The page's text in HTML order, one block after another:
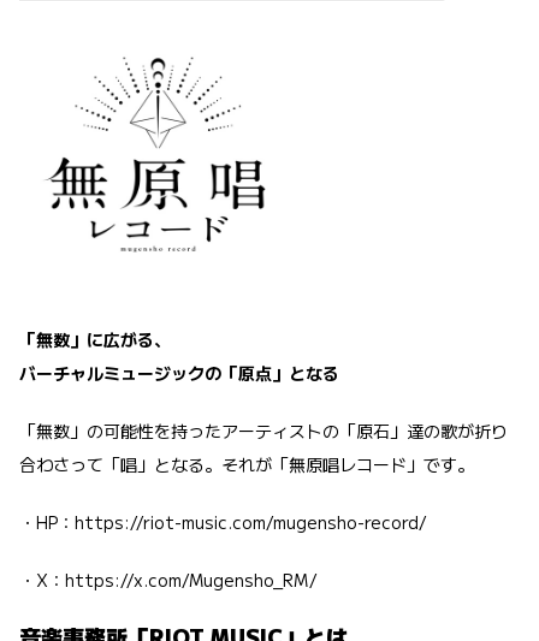
「無数」に広がる、
バーチャルミュージックの「原点」となる
「無数」の可能性を持ったアーティストの「原石」達の歌が折り
合わさって「唱」となる。それが「無原唱レコード」です。
・HP： https://riot-music.com/mugensho-record/
・X： https://x.com/Mugensho_RM/